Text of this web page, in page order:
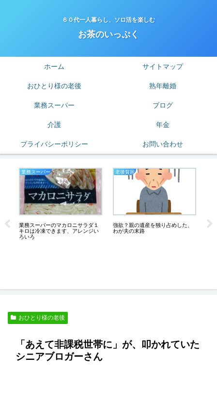
６０代一人暮らし、ソロ活を楽しむ
お茶のいっぷく
ホーム サイトマップ
おひとり様の老後 熟年離婚
業務スーパー ブログ
介護 年金
プライバシーポリシー お問い合わせ
業務スーパー
業務スーパーのマカロニサラダ１
キロは冷凍できます、アレンジい
ろいろ
老後貧困
強欲？親の遺産を独り占めした、
わが夫の末路
未
５
おひとり様の老後
「あえて非課税世帯に」が、叩かれていた
シニアブロガーさん